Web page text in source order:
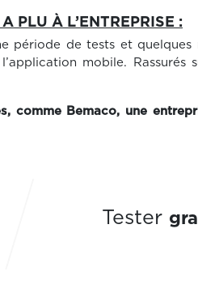
PLU À L’ENTREPRISE :
période de tests et
l’application mobile.
comme Bemaco, une
Tester